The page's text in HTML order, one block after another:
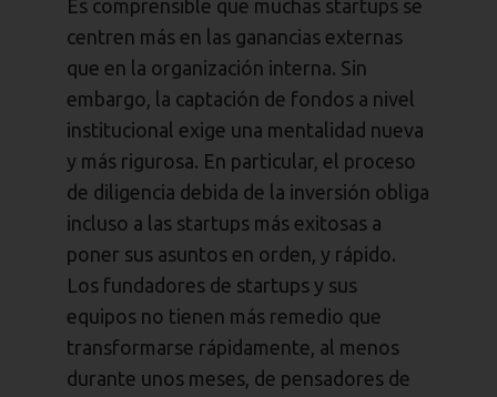
Es comprensible que muchas startups se
centren más en las ganancias externas
que en la organización interna. Sin
embargo, la captación de fondos a nivel
institucional exige una mentalidad nueva
y más rigurosa. En particular, el proceso
de diligencia debida de la inversión obliga
incluso a las startups más exitosas a
poner sus asuntos en orden, y rápido.
Los fundadores de startups y sus
equipos no tienen más remedio que
transformarse rápidamente, al menos
durante unos meses, de pensadores de